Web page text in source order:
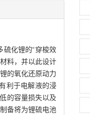
硫化锂的“穿梭效
料，并以此设计
的氧化还原动力
利于电解液的浸
的容量损失以及
备将为锂硫电池